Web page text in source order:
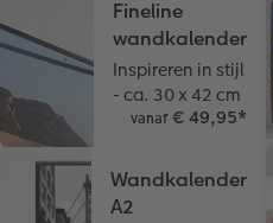
Opslag in
Fineline
wandkalender
Inspireren in stijl
- ca. 30 x 42 cm
vanaf € 49,95*
Wandkalender
A2